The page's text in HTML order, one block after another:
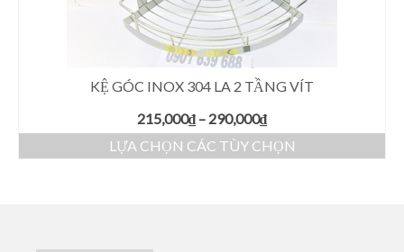
KỆ GÓC INOX 304 LA 2 TẦNG VÍT
215,000₫ – 290,000₫
LỰA CHỌN CÁC TÙY CHỌN